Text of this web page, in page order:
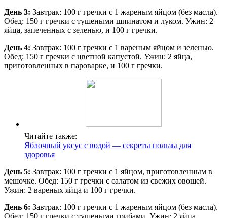
День 3: Завтрак: 100 г гречки с 1 жареным яйцом (без масла).
Обед: 150 г гречки с тушеными шпинатом и луком. Ужин: 2
яйца, запеченных с зеленью, и 100 г гречки.
День 4: Завтрак: 100 г гречки с 1 вареным яйцом и зеленью.
Обед: 150 г гречки с цветной капустой. Ужин: 2 яйца,
приготовленных в пароварке, и 100 г гречки.
Читайте также:
Яблочный уксус с водой — секреты пользы для
здоровья
День 5: Завтрак: 100 г гречки с 1 яйцом, приготовленным в
мешочке. Обед: 150 г гречки с салатом из свежих овощей.
Ужин: 2 вареных яйца и 100 г гречки.
День 6: Завтрак: 100 г гречки с 1 жареным яйцом (без масла).